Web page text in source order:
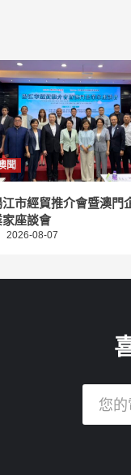
聞
江市經貿推介會暨澳門
家座談會
2026-08-07